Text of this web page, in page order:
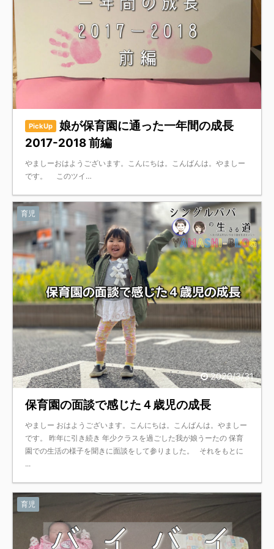
PickUp
娘が保育園に通った一年間の成長
2017-2018 前編
やましーおはようございます。こんにちは。こんばんは。やましー
です。 このツイ…
2020/3/31
育児
保育園の面談で感じた４歳児の成長
やましー おはようございます。こんにちは。こんばんは。やましー
です。 昨年に引き続き 年少クラスを過ごした我が娘うーたの 保育
園での生活の様子を聞きに面談をして参りました。 それをもとに
...
育児